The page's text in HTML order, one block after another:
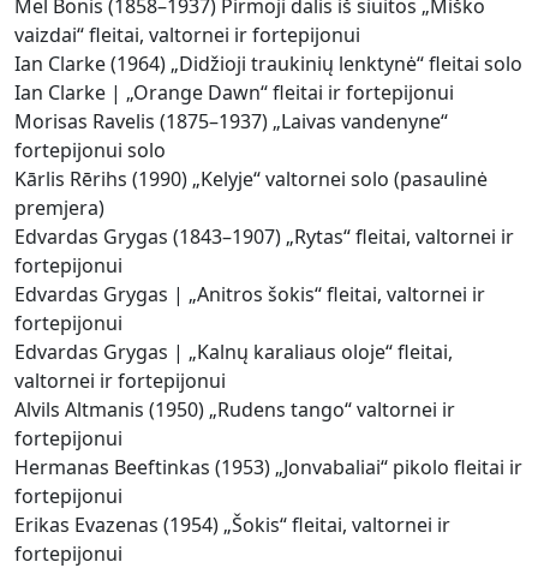
Mel Bonis (1858–1937) Pirmoji dalis iš siuitos „Miško
vaizdai“ fleitai, valtornei ir fortepijonui
Ian Clarke (1964) „Didžioji traukinių lenktynė“ fleitai solo
Ian Clarke | „Orange Dawn“ fleitai ir fortepijonui
Morisas Ravelis (1875–1937) „Laivas vandenyne“
fortepijonui solo
Kārlis Rērihs (1990) „Kelyje“ valtornei solo (pasaulinė
premjera)
Edvardas Grygas (1843–1907) „Rytas“ fleitai, valtornei ir
fortepijonui
Edvardas Grygas | „Anitros šokis“ fleitai, valtornei ir
fortepijonui
Edvardas Grygas | „Kalnų karaliaus oloje“ fleitai,
valtornei ir fortepijonui
Alvils Altmanis (1950) „Rudens tango“ valtornei ir
fortepijonui
Hermanas Beeftinkas (1953) „Jonvabaliai“ pikolo fleitai ir
fortepijonui
Erikas Evazenas (1954) „Šokis“ fleitai, valtornei ir
fortepijonui